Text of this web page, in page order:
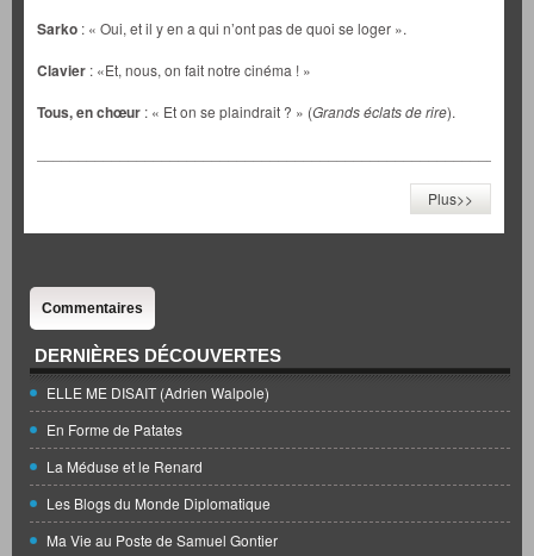
Sarko : « Oui, et il y en a qui n’ont pas de quoi se loger ».
Clavier : «Et, nous, on fait notre cinéma ! »
Tous, en chœur : « Et on se plaindrait ? » (Grands éclats de rire).
Plus>>
Commentaires
DERNIÈRES DÉCOUVERTES
ELLE ME DISAIT (Adrien Walpole)
En Forme de Patates
La Méduse et le Renard
Les Blogs du Monde Diplomatique
Ma Vie au Poste de Samuel Gontier